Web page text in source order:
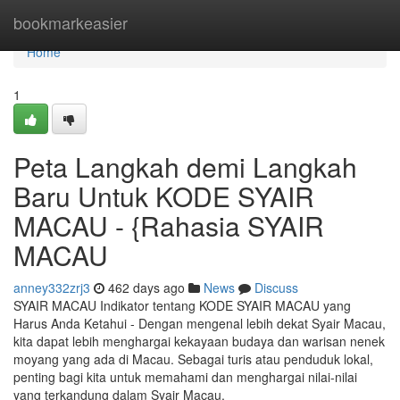
bookmarkeasier
Home
Home
1
Peta Langkah demi Langkah
Baru Untuk KODE SYAIR
MACAU - {Rahasia SYAIR
MACAU
anney332zrj3 462 days ago News
Discuss
SYAIR MACAU Indikator tentang KODE SYAIR MACAU yang
Harus Anda Ketahui - Dengan mengenal lebih dekat Syair Macau,
kita dapat lebih menghargai kekayaan budaya dan warisan nenek
moyang yang ada di Macau. Sebagai turis atau penduduk lokal,
penting bagi kita untuk memahami dan menghargai nilai-nilai
yang terkandung dalam Syair Macau.